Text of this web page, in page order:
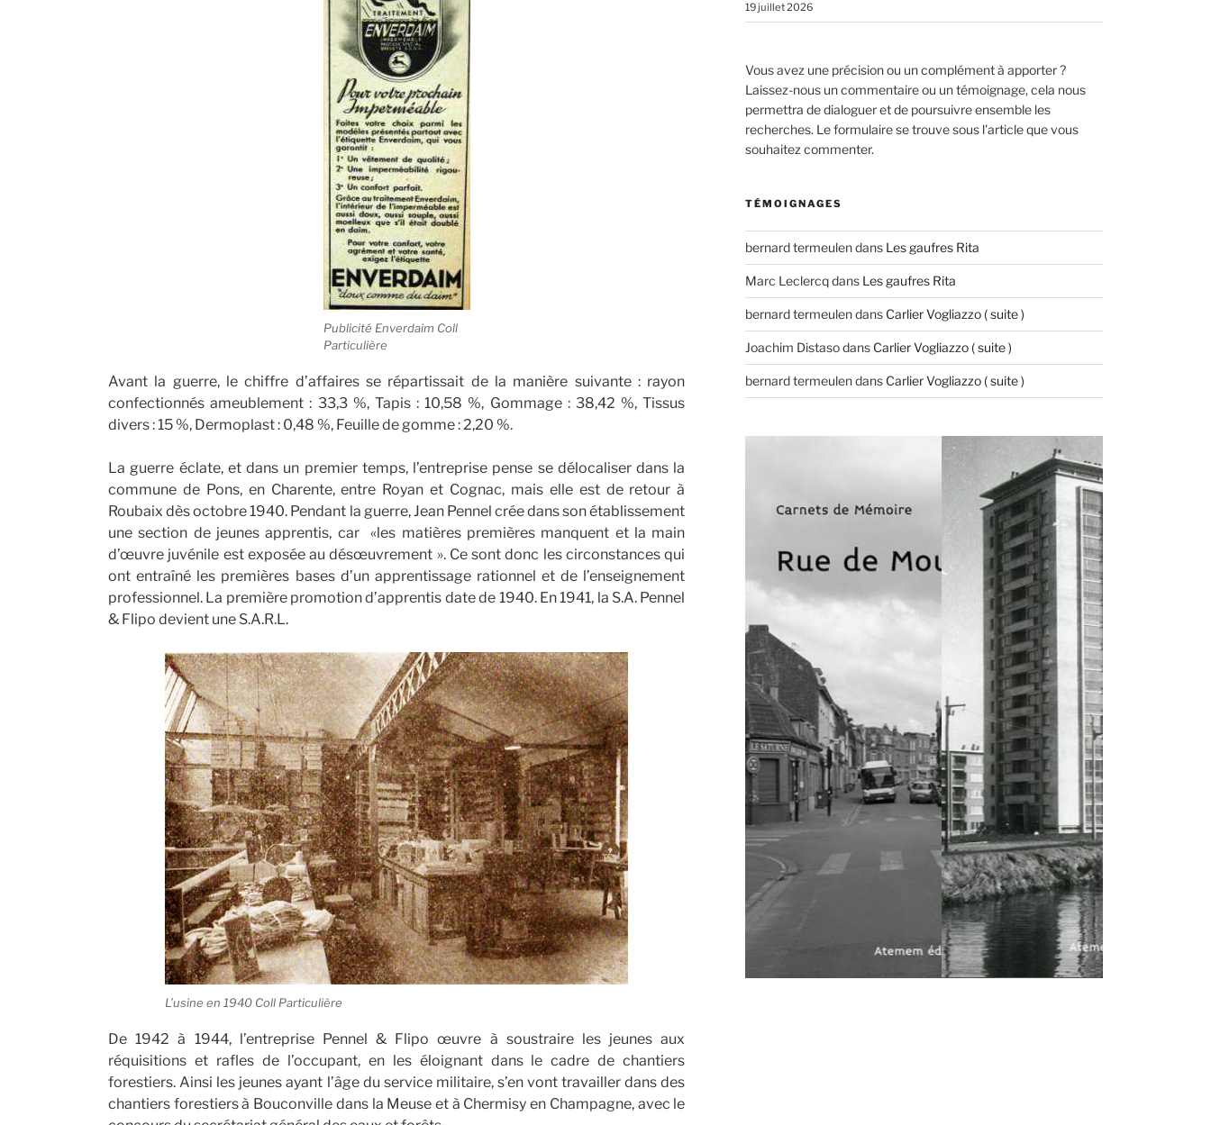
Publicité Enverdaim Coll
Particulière
Avant la guerre, le chiffre d’affaires se répartissait de la manière suivante : rayon
confectionnés ameublement : 33,3 %, Tapis : 10,58 %, Gommage : 38,42 %, Tissus
divers : 15 %, Dermoplast : 0,48 %, Feuille de gomme : 2,20 %.
La guerre éclate, et dans un premier temps, l’entreprise pense se délocaliser dans la
commune de Pons, en Charente, entre Royan et Cognac, mais elle est de retour à
Roubaix dès octobre 1940. Pendant la guerre, Jean Pennel crée dans son établissement
une section de jeunes apprentis, car «les matières premières manquent et la main
d’œuvre juvénile est exposée au désœuvrement ». Ce sont donc les circonstances qui
ont entraîné les premières bases d’un apprentissage rationnel et de l’enseignement
professionnel. La première promotion d’apprentis date de 1940. En 1941, la S.A. Pennel
& Flipo devient une S.A.R.L.
L’usine en 1940 Coll Particulière
De 1942 à 1944, l’entreprise Pennel & Flipo œuvre à soustraire les jeunes aux
réquisitions et rafles de l’occupant, en les éloignant dans le cadre de chantiers
forestiers. Ainsi les jeunes ayant l’âge du service militaire, s’en vont travailler dans des
chantiers forestiers à Bouconville dans la Meuse et à Chermisy en Champagne, avec le
19 juillet 2026
Vous avez une précision ou un complément à apporter ?
Laissez-nous un commentaire ou un témoignage, cela nous
permettra de dialoguer et de poursuivre ensemble les
recherches. Le formulaire se trouve sous l'article que vous
souhaitez commenter.
TÉMOIGNAGES
bernard termeulendans Les gaufres Rita
Marc Leclercqdans Les gaufres Rita
bernard termeulendans Carlier Vogliazzo ( suite )
Joachim Distasodans Carlier Vogliazzo ( suite )
bernard termeulendans Carlier Vogliazzo ( suite )